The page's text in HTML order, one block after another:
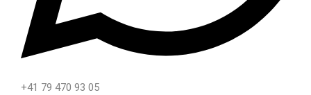
+41 79 470 93 05